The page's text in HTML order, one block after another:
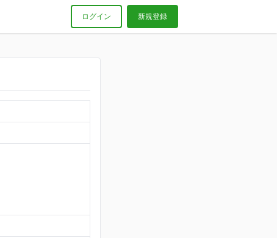
ログイン 新規登録